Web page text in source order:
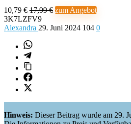
10,79 € 17,99 € zum Angebot
3K7LZFV9
Alexandra 29. Juni 2024 104 0
Hinweis: Dieser Beitrag wurde am 29.